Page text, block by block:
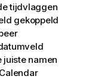
tijdvlaggen
gekoppeld
namen